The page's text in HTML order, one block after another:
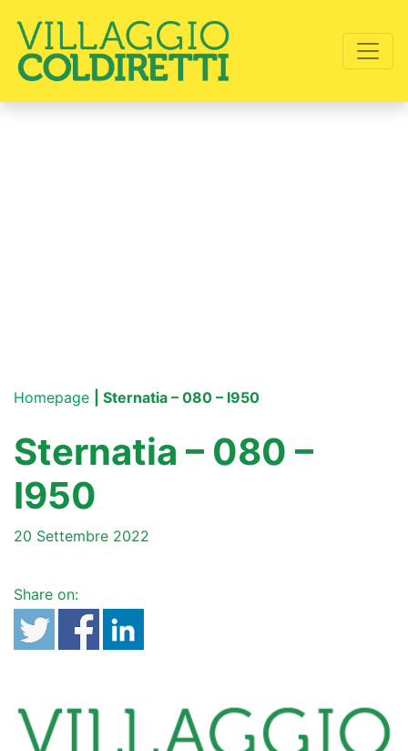
Homepage | Sternatia – 080 – I950
Sternatia – 080 –
I950
20 Settembre 2022
Share on: